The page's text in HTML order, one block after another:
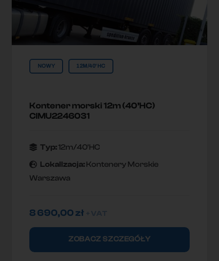
NOWY 12M/40'HC
Kontener morski 12m (40’HC)
CIMU2246031
Typ:12m/40'HC
Lokallzacja: Kontenery Morskie
Warszawa
8 690,00zł
ZOBACZ SZCZEGÓŁY